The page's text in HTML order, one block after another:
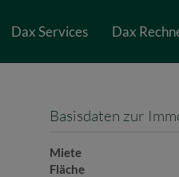
Dax Services Dax
Basisdaten zur
Miete
Fläche